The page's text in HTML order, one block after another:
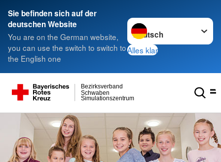
Sie befinden sich auf der
deutschen Website
You are on the German website,
you can use the switch to switch to
the English one
Sprache wechseln zu
Alles klar
Simulationszentrum
Schwaben
Bezirksverband